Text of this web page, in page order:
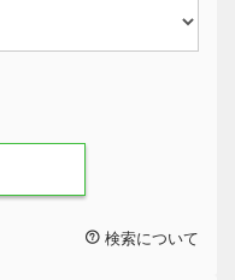
検索について